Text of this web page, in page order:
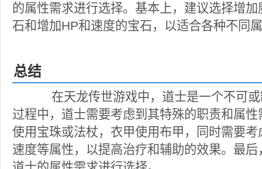
的属性需求进行选择。基本上，建议选择增
石和增加HP和速度的宝石，以适合各种不同
总结
在天龙传世游戏中，道士是一个不可或
过程中，道士需要考虑到其特殊的职责和属
使用宝珠或法杖，衣甲使用布甲，同时需要
速度等属性，以提高治疗和辅助的效果。最